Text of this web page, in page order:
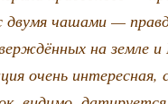
чаша­ми —
на зем­ле
очень